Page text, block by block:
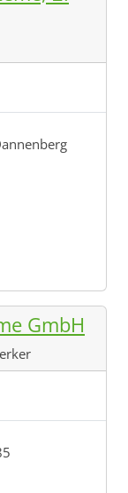
GmbH